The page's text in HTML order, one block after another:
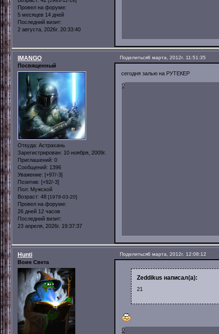
Провел на форуме:
5 месяцев 14 дней
Последний визит:
2 августа, 2026г. 20:33:40
Поделиться6 марта, 2012г. 11:51:35
IMANGO
Посвященный
Откуда: Астрахань
Зарегистрирован: 10 ноября, 2009г.
Приглашений: 0
Сообщений: 1396
Уважение: [+97/-3]
Позитив: [+92/-3]
Пол: Мужской
Возраст: 48 [1978-03-20]
Провел на форуме:
26 дней 12 часов
Последний визит:
23 апреля, 2026г. 19:37:37
сегодня залью на РУТЕКЕР
0
Поделиться6 марта, 2012г. 12:08:12
Hunti
Воин Света
Zeddikus написал(а):
21
0